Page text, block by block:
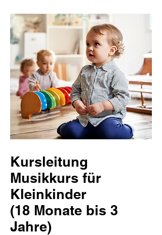
Kursleitung
Musikkurs für
Kleinkinder
(18 Monate bis 3
Jahre)